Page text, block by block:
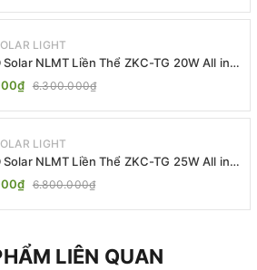
LIGHT
Solar NLMT Liền Thể ZKC-TG 20W All in
Street Light
6.300.000₫
LIGHT
Solar NLMT Liền Thể ZKC-TG 25W All in
Street Light
6.800.000₫
LIÊN QUAN